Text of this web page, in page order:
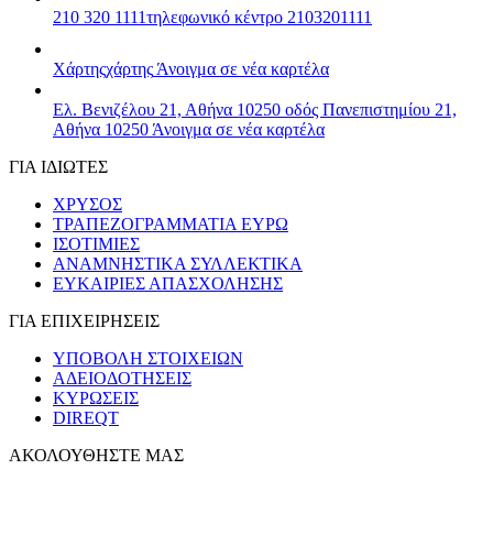
210 320 1111τηλεφωνικό κέντρο 2103201111
Χάρτηςχάρτης Άνοιγμα σε νέα καρτέλα
Ελ. Βενιζέλου 21, Αθήνα 10250 οδός Πανεπιστημίου 21,
Αθήνα 10250 Άνοιγμα σε νέα καρτέλα
ΓΙΑ ΙΔΙΩΤΕΣ
ΧΡΥΣΟΣ
ΤΡΑΠΕΖΟΓΡΑΜΜΑΤΙΑ ΕΥΡΩ
ΙΣΟΤΙΜΙΕΣ
ΑΝΑΜΝΗΣΤΙΚΑ ΣΥΛΛΕΚΤΙΚΑ
ΕΥΚΑΙΡΙΕΣ ΑΠΑΣΧΟΛΗΣΗΣ
ΓΙΑ ΕΠΙΧΕΙΡΗΣΕΙΣ
ΥΠΟΒΟΛΗ ΣΤΟΙΧΕΙΩΝ
ΑΔΕΙΟΔΟΤΗΣΕΙΣ
ΚΥΡΩΣΕΙΣ
DIREQT
ΑΚΟΛΟΥΘΗΣΤΕ ΜΑΣ